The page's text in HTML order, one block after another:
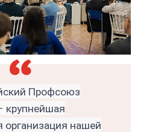
Профсоюз
крупнейшая
организация нашей